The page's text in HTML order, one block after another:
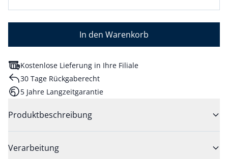
In den Warenkorb
Kostenlose Lieferung in Ihre Filiale
30 Tage Rückgaberecht
5 Jahre Langzeitgarantie
Produktbeschreibung
Verarbeitung